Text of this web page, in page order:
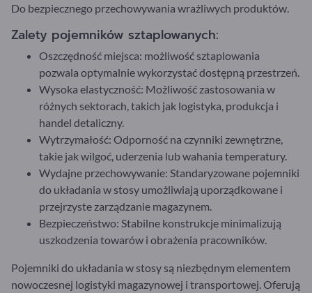
Do bezpiecznego przechowywania wrażliwych produktów.
Zalety pojemników sztaplowanych:
Oszczędność miejsca: możliwość sztaplowania
pozwala optymalnie wykorzystać dostępną przestrzeń.
Wysoka elastyczność: Możliwość zastosowania w
różnych sektorach, takich jak logistyka, produkcja i
handel detaliczny.
Wytrzymałość: Odporność na czynniki zewnętrzne,
takie jak wilgoć, uderzenia lub wahania temperatury.
Wydajne przechowywanie: Standaryzowane pojemniki
do układania w stosy umożliwiają uporządkowane i
przejrzyste zarządzanie magazynem.
Bezpieczeństwo: Stabilne konstrukcje minimalizują
uszkodzenia towarów i obrażenia pracowników.
Pojemniki do układania w stosy są niezbędnym elementem
nowoczesnej logistyki magazynowej i transportowej. Oferują